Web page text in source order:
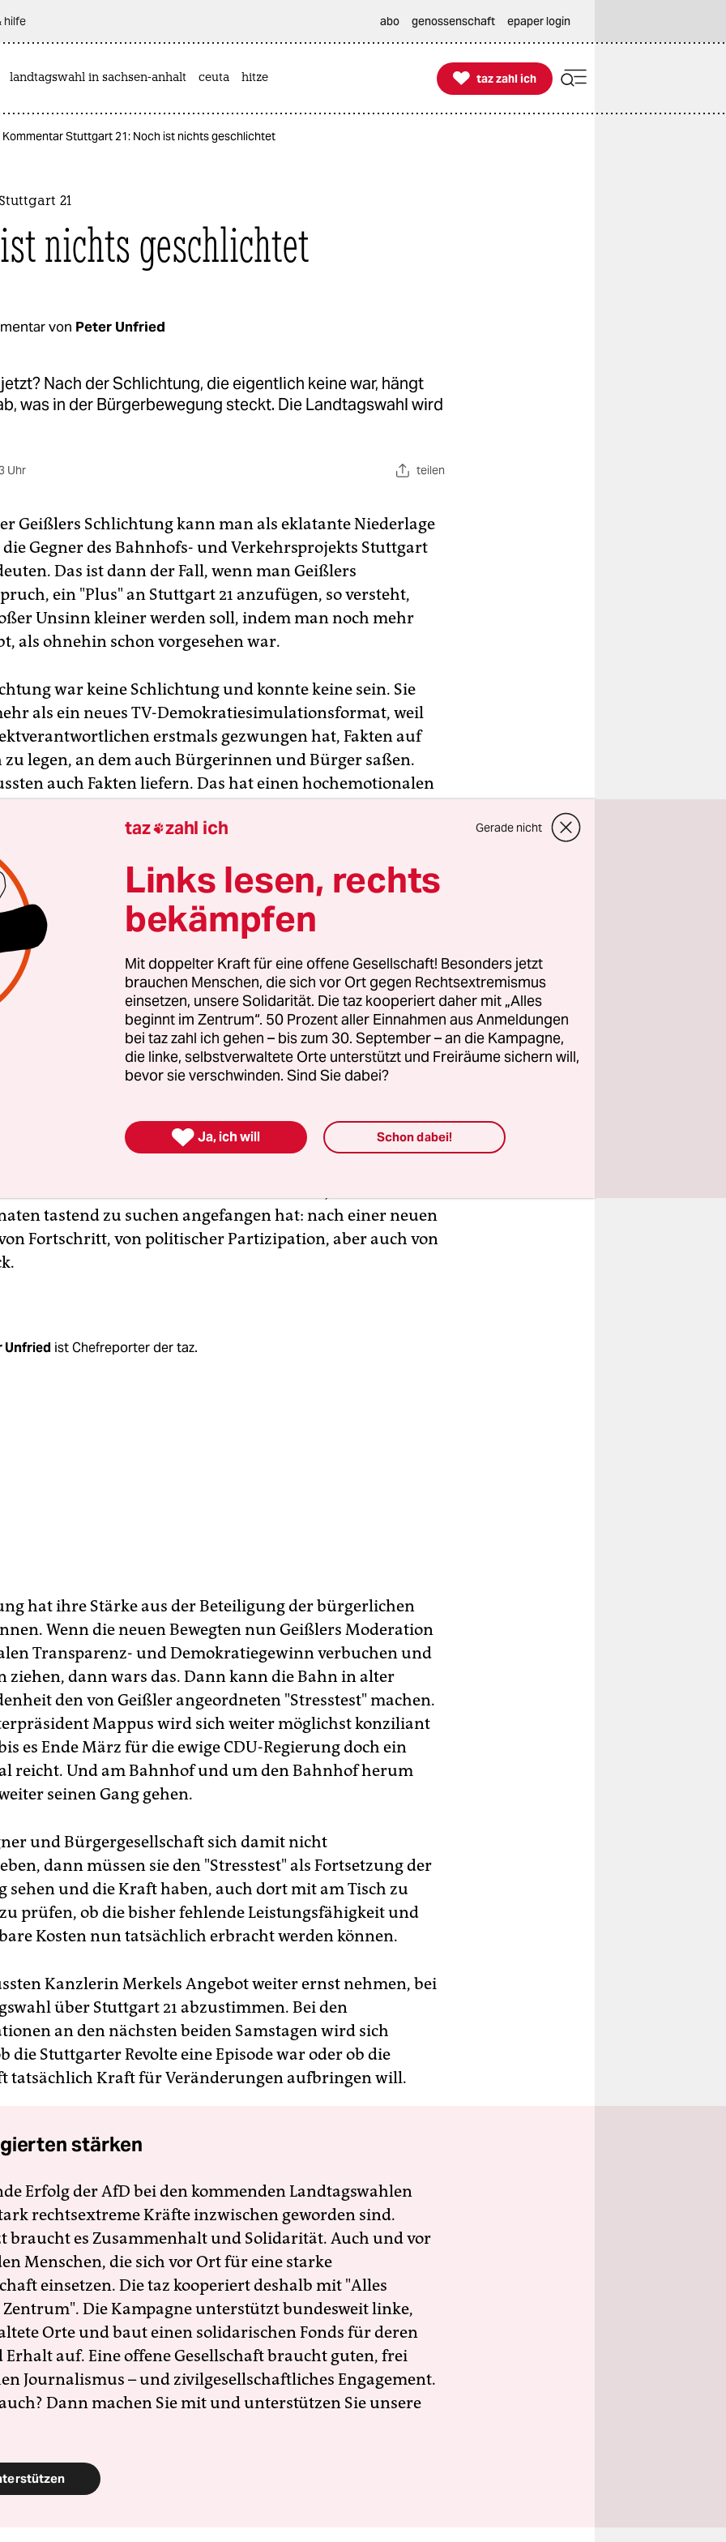
hilfe abo genossenschaft epaper login
landtagswahl in sachsen-anhalt ceuta hitze 
taz zahl ich
taz zahl ich
Kommentar Stuttgart 21: Noch ist nichts geschlichtet
21
nichts geschlichtet
von Peter Unfried
Nach der Schlichtung, die eigentlich keine war, hängt
was in der Bürgerbewegung steckt. Die Landtagswahl wird
Uhr teilen
Geißlers Schlichtung kann man als eklatante Niederlage
Gegner des Bahnhofs- und Verkehrsprojekts Stuttgart
Das ist dann der Fall, wenn man Geißlers
ein "Plus" an Stuttgart 21 anzufügen, so versteht,
Unsinn kleiner werden soll, indem man noch mehr
als ohnehin schon vorgesehen war.
war keine Schlichtung und konnte keine sein. Sie
als ein neues TV-Demokratiesimulationsformat, weil
erstmals gezwungen hat, Fakten auf
zu legen, an dem auch Bürgerinnen und Bürger saßen.
auch Fakten liefern. Das hat einen hochemotionalen
nun: Wars das? Das hängt weniger von den Grünen ab
tastend zu suchen angefangen hat: nach einer neuen
Fortschritt, von politischer Partizipation, aber auch von
Unfried ist Chefreporter der taz.
hat ihre Stärke aus der Beteiligung der bürgerlichen
Wenn die neuen Bewegten nun Geißlers Moderation
Transparenz- und Demokratiegewinn verbuchen und
ziehen, dann wars das. Dann kann die Bahn in alter
den von Geißler angeordneten "Stresstest" machen.
Mappus wird sich weiter möglichst konziliant
es Ende März für die ewige CDU-Regierung doch ein
reicht. Und am Bahnhof und um den Bahnhof herum
seinen Gang gehen.
und Bürgergesellschaft sich damit nicht
dann müssen sie den "Stresstest" als Fortsetzung der
sehen und die Kraft haben, auch dort mit am Tisch zu
prüfen, ob die bisher fehlende Leistungsfähigkeit und
Kosten nun tatsächlich erbracht werden können.
Kanzlerin Merkels Angebot weiter ernst nehmen, bei
über Stuttgart 21 abzustimmen. Bei den
an den nächsten beiden Samstagen wird sich
die Stuttgarter Revolte eine Episode war oder ob die
tatsächlich Kraft für Veränderungen aufbringen will.
stärken
Erfolg der AfD bei den kommenden Landtagswahlen
rechtsextreme Kräfte inzwischen geworden sind.
braucht es Zusammenhalt und Solidarität. Auch und vor
Menschen, die sich vor Ort für eine starke
einsetzen. Die taz kooperiert deshalb mit "Alles
Die Kampagne unterstützt bundesweit linke,
Orte und baut einen solidarischen Fonds für deren
Erhalt auf. Eine offene Gesellschaft braucht guten, frei
Journalismus – und zivilgesellschaftliches Engagement.
Dann machen Sie mit und unterstützen Sie unsere
taz zahl ich Gerade nicht
Links lesen, rechts
bekämpfen
Mit doppelter Kraft für eine offene Gesellschaft! Besonders jetzt
brauchen Menschen, die sich vor Ort gegen Rechtsextremismus
einsetzen, unsere Solidarität. Die taz kooperiert daher mit „Alles
beginnt im Zentrum“. 50 Prozent aller Einnahmen aus Anmeldungen
bei taz zahl ich gehen – bis zum 30. September – an die Kampagne,
die linke, selbstverwaltete Orte unterstützt und Freiräume sichern will,
bevor sie verschwinden. Sind Sie dabei?
 Ja, ich will Schon dabei!